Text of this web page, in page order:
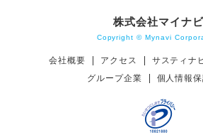
株式会社マイナビ
Copyright © Mynavi
会社概要 アクセス サスティナ
グループ企業
個人情報